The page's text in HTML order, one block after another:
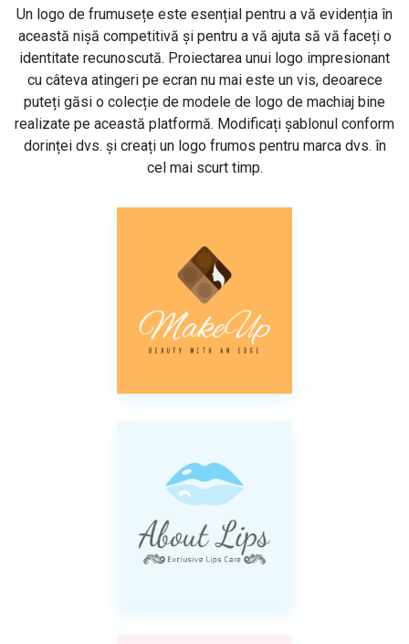
Un logo de frumusețe este esențial pentru a vă evidenția în
această nișă competitivă și pentru a vă ajuta să vă faceți o
identitate recunoscută. Proiectarea unui logo impresionant
cu câteva atingeri pe ecran nu mai este un vis, deoarece
puteți găsi o colecție de modele de logo de machiaj bine
realizate pe această platformă. Modificați șablonul conform
dorinței dvs. și creați un logo frumos pentru marca dvs. în
cel mai scurt timp.